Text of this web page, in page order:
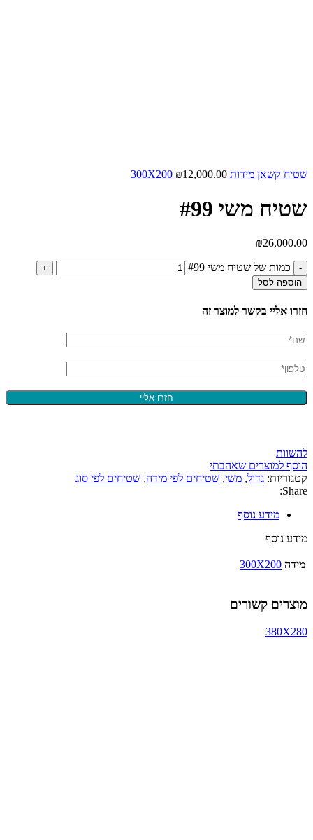
שטיח קשאן מידות 300X200 ₪12,000.00
שטיח משי #99
₪26,000.00
כמות של שטיח משי #99
הוספה לסל
חזרו אליי בקשר למוצר זה
להשוות
הוסף למוצרים שאהבתי
קטגוריות: גדול, משי, שטיחים לפי מידה, שטיחים לפי סוג
Share:
מידע נוסף
מידע נוסף
מידה 300X200
מוצרים קשורים
380X280